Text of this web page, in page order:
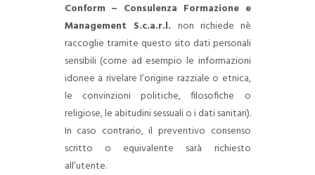
Conform – Consulenza Formazione e
Management S.c.a.r.l. non richiede nè
raccoglie tramite questo sito dati personali
sensibili (come ad esempio le informazioni
idonee a rivelare l’origine razziale o etnica,
le convinzioni politiche, filosofiche o
religiose, le abitudini sessuali o i dati sanitari).
In caso contrario, il preventivo consenso
scritto o equivalente sarà richiesto
all’utente.